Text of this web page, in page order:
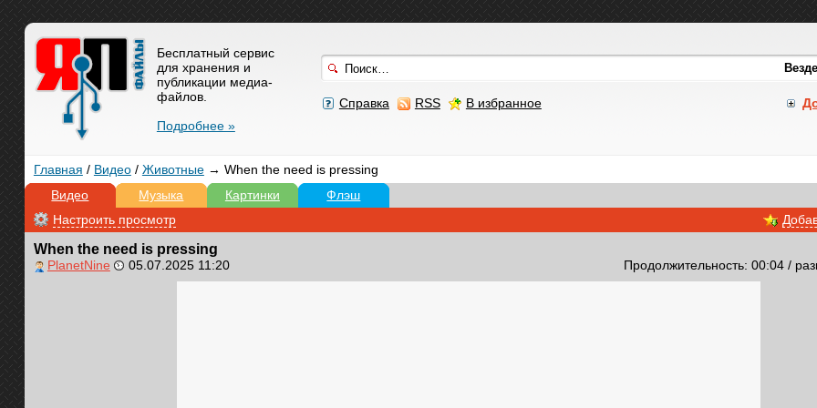
Справка RSS В избранное
Бесплатный сервис
для хранения и
публикации медиа-
файлов.
Подробнее »
Главная / Видео/ Животные→ When the need is pressing
Видео
Музыка Картинки Флэш
Настроить просмотр
When the need is pressing
PlanetNine 05.07.2025 11:20 Продолжительность: 00:04 /